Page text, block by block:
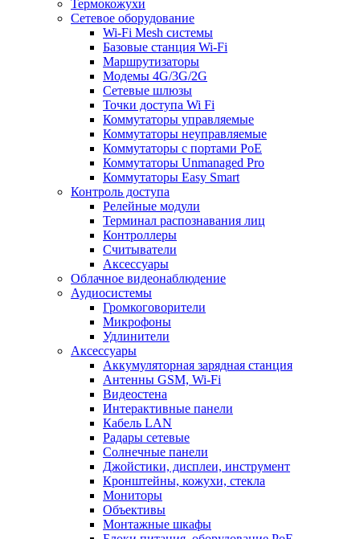
Термокожухи
Сетевое оборудование
Wi-Fi Mesh системы
Базовые станция Wi-Fi
Маршрутизаторы
Модемы 4G/3G/2G
Сетевые шлюзы
Точки доступа Wi Fi
Коммутаторы управляемые
Коммутаторы неуправляемые
Коммутаторы с портами PoE
Коммутаторы Unmanaged Pro
Коммутаторы Easy Smart
Контроль доступа
Релейные модули
Терминал распознавания лиц
Контроллеры
Считыватели
Аксессуары
Облачное видеонаблюдение
Аудиосистемы
Громкоговорители
Микрофоны
Удлинители
Аксессуары
Аккумуляторная зарядная станция
Антенны GSM, Wi-Fi
Видеостена
Интерактивные панели
Кабель LAN
Радары сетевые
Солнечные панели
Джойстики, дисплеи, инструмент
Кронштейны, кожухи, стекла
Мониторы
Объективы
Монтажные шкафы